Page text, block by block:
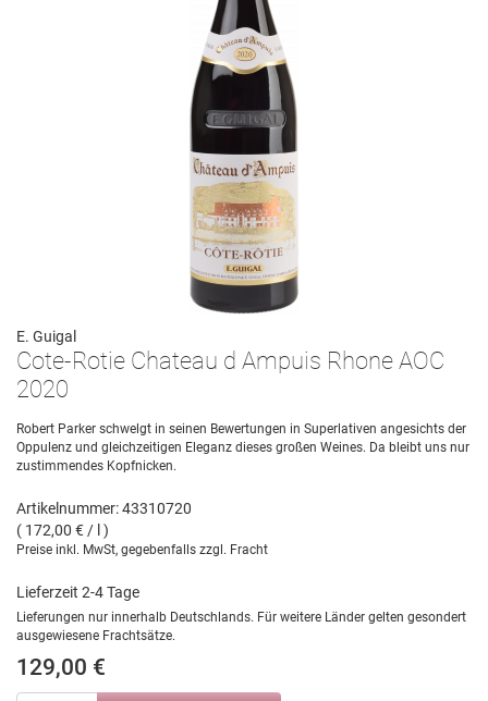
E. Guigal
Cote-Rotie Chateau d Ampuis Rhone AOC
2020
Robert Parker schwelgt in seinen Bewertungen in Superlativen angesichts der
Oppulenz und gleichzeitigen Eleganz dieses großen Weines. Da bleibt uns nur
zustimmendes Kopfnicken.
Artikelnummer: 43310720
( 172,00 € / l )
Preise inkl. MwSt, gegebenfalls zzgl. Fracht
Lieferzeit 2-4 Tage
Lieferungen nur innerhalb Deutschlands. Für weitere Länder gelten gesondert
ausgewiesene Frachtsätze.
129,00 €